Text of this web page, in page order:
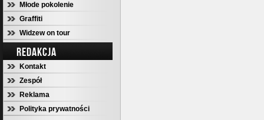
Młode pokolenie
Graffiti
Widzew on tour
REDAKCJA
Kontakt
Zespół
Reklama
Polityka prywatności